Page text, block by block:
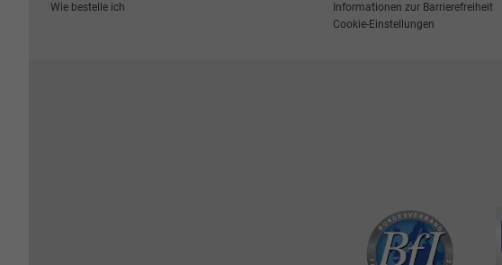
Wie bestelle ich
Informationen zur Barrierefreiheit
Cookie-Einstellungen